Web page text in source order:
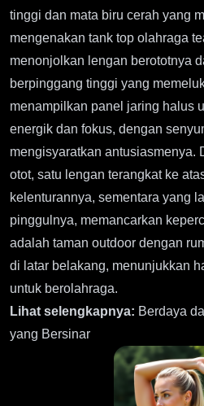
tinggi dan mata biru cerah yang
mengenakan tank top olahraga
menonjolkan lengan berototnya
berpinggang tinggi yang
menampilkan panel jaring halus
energik dan fokus, dengan
mengisyaratkan antusiasmenya.
otot, satu lengan terangkat ke
kelenturannya, sementara yang
pinggulnya, memancarkan
adalah taman outdoor dengan
di latar belakang, menunjukkan
untuk berolahraga.
Lihat selengkapnya: Berdaya
yang Bersinar